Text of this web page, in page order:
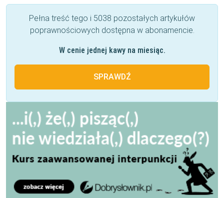
Pełna treść tego i 5038 pozostałych artykułów
poprawnościowych dostępna w abonamencie.
W cenie jednej kawy na miesiąc.
SPRAWDŹ